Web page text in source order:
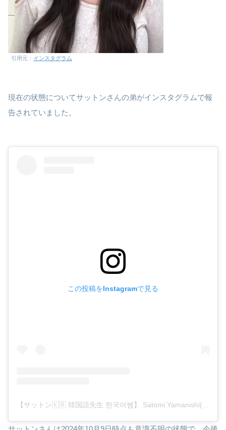
引用元： インスタグラム
現在の状態についてサットンさんの弟がインスタグラムで報
告されていました。
この投稿をInstagramで見る